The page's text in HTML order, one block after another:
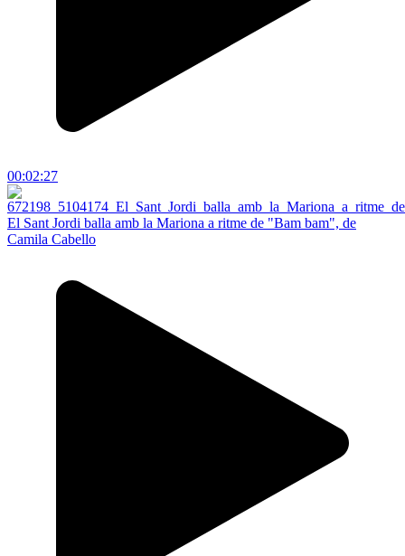
00:02:27
El Sant Jordi balla amb la Mariona a ritme de "Bam bam", de
Camila Cabello